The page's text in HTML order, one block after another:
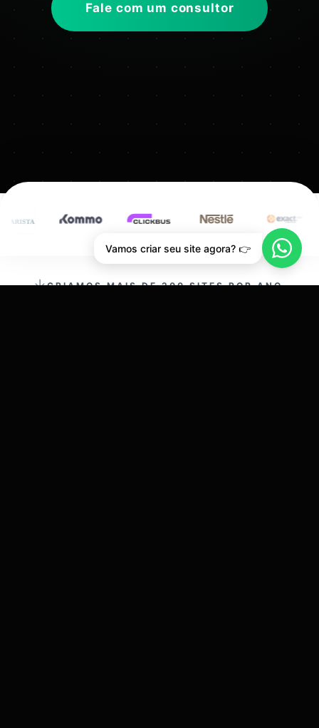
Fale com um consultor
CRIAMOS MAIS DE 200 SITES POR ANO.
Vamos criar seu site agora? 👉